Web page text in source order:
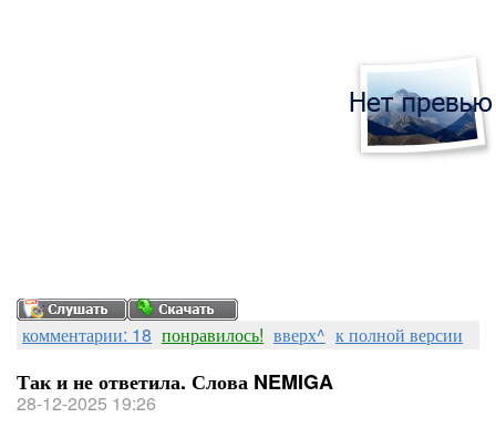
комментарии: 18 понравилось! вверх^ к полной версии
Так и не ответила. Слова NEMIGA
28-12-2025 19:26